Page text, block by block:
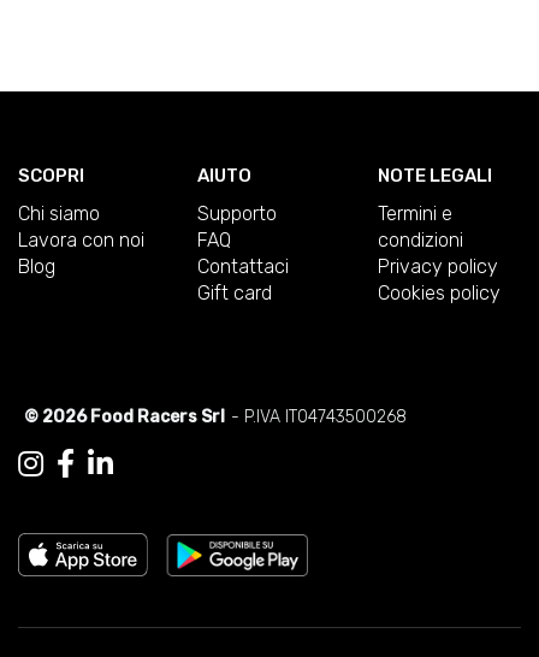
SCOPRI
Chi siamo
Lavora con noi
Blog
AIUTO
Supporto
FAQ
Contattaci
Gift card
NOTE LEGALI
Termini e
condizioni
Privacy policy
Cookies policy
© 2026 Food Racers Srl - P.IVA IT04743500268